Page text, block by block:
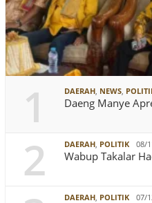
1 DAERAH, NEWS,
Daeng Manye
2 DAERAH, POLITIK 08/
Wabup Takalar
DAERAH, POLITIK 07/